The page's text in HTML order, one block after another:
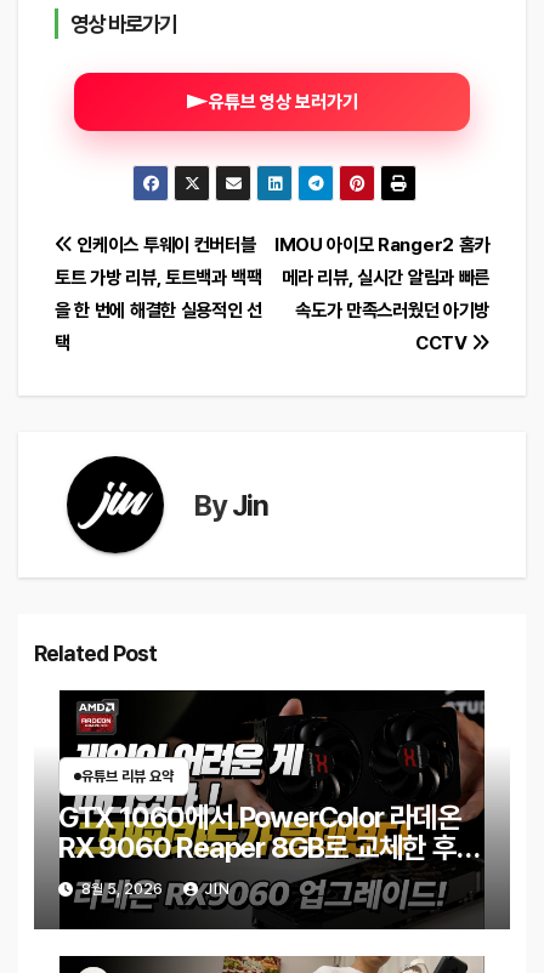
영상 바로가기
유튜브 영상 보러가기
글
탐
색
IMOU 아이모 Ranger2 홈카
메라 리뷰, 실시간 알림과 빠른
속도가 만족스러웠던 아기방
CCTV
인케이스 투웨이 컨버터블
토트 가방 리뷰, 토트백과 백팩
을 한 번에 해결한 실용적인 선
택
ByJin
Related Post
유튜브 리뷰 요약
GTX 1060에서 PowerColor 라데온
RX 9060 Reaper 8GB로 교체한 후기
｜엘든링·몬스터 헌터 와일즈 체감 변화
8월 5, 2026 JIN